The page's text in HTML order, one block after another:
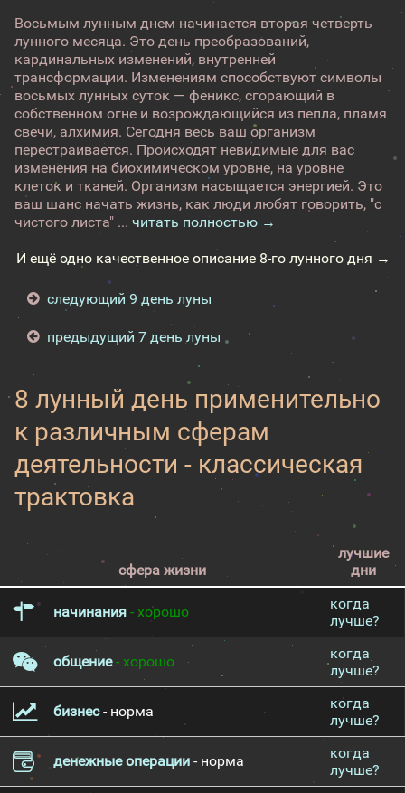
Восьмым лунным днем начинается вторая четверть
лунного месяца. Это день преобразований,
кардинальных изменений, внутренней
трансформации. Изменениям способствуют символы
восьмых лунных суток — феникс, сгорающий в
собственном огне и возрождающийся из пепла, пламя
свечи, алхимия. Сегодня весь ваш организм
перестраивается. Происходят невидимые для вас
изменения на биохимическом уровне, на уровне
клеток и тканей. Организм насыщается энергией. Это
ваш шанс начать жизнь, как люди любят говорить, "с
чистого листа" ... читать полностью →
И ещё одно качественное описание 8-го лунного дня →
следующий 9 день луны
предыдущий 7 день луны
8 лунный день применительно
к различным сферам
деятельности - классическая
трактовка
сфера жизни
лучшие
дни
начинания - хорошо
когда
лучше?
общение- хорошо
когда
лучше?
бизнес- норма
когда
лучше?
денежные операции - норма
когда
лучше?